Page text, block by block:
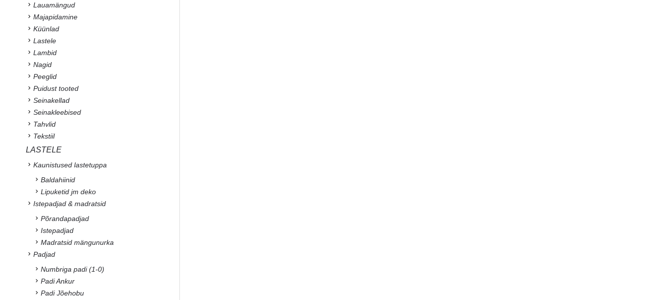
Lauamängud
Majapidamine
Küünlad
Lastele
Lambid
Nagid
Peeglid
Puidust tooted
Seinakellad
Seinakleebised
Tahvlid
Tekstiil
LASTELE
Kaunistused lastetuppa
Baldahiinid
Lipuketid jm deko
Istepadjad & madratsid
Põrandapadjad
Istepadjad
Madratsid mängunurka
Padjad
Numbriga padi (1-0)
Padi Ankur
Padi Jõehobu